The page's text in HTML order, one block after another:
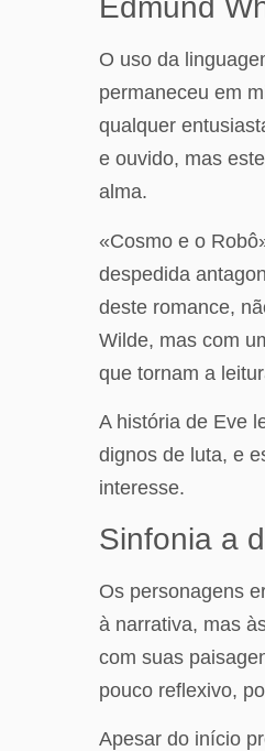
Edmund
O uso da
permaneceu em
qualquer
e ouvido, mas
alma.
«Cosmo e o
despedida
deste romance,
Wilde, mas com
que tornam a
A história de Eve
dignos de luta, e
interesse.
Sinfonia a
Os personagens
à narrativa, mas
com suas
pouco reflexivo,
Apesar do início